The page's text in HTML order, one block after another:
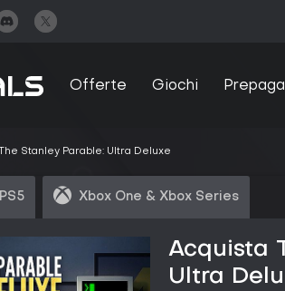
Offerte Giochi
The Stanley Parable: Ultra Deluxe
PS5 Xbox One & Xbox Series
Acquista
Ultra